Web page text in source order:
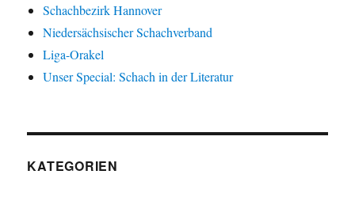
Schachbezirk Hannover
Niedersächsischer Schachverband
Liga-Orakel
Unser Special: Schach in der Literatur
KATEGORIEN